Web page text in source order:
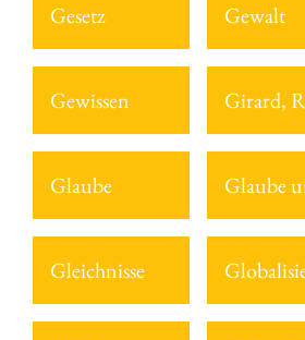
Gesetz Gewalt
Gewissen Girard,
Glaube Glaube
Gleichnisse